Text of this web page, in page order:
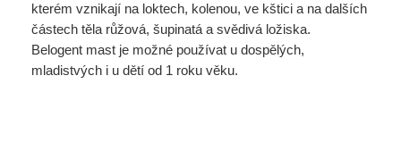
kterém vznikají na loktech, kolenou, ve kštici a na dalších
částech těla růžová, šupinatá a svědivá ložiska.
Belogent mast je možné používat u dospělých,
mladistvých i u dětí od 1 roku věku.